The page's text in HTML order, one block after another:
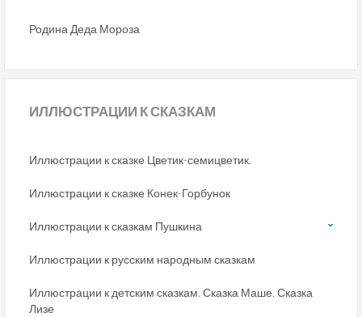
Родина Деда Мороза
ИЛЛЮСТРАЦИИ К СКАЗКАМ
Иллюстрации к сказке Цветик-семицветик.
Иллюстрации к сказке Конек-Горбунок
Иллюстрации к сказкам Пушкина
Иллюстрации к русским народным сказкам
Иллюстрации к детским сказкам. Сказка Маше. Сказка
Лизе